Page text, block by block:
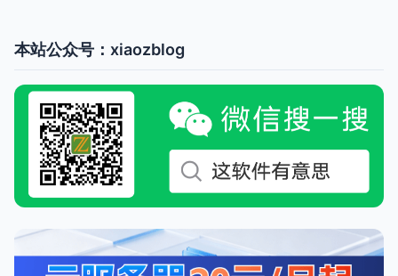
本站公众号：xiaozblog